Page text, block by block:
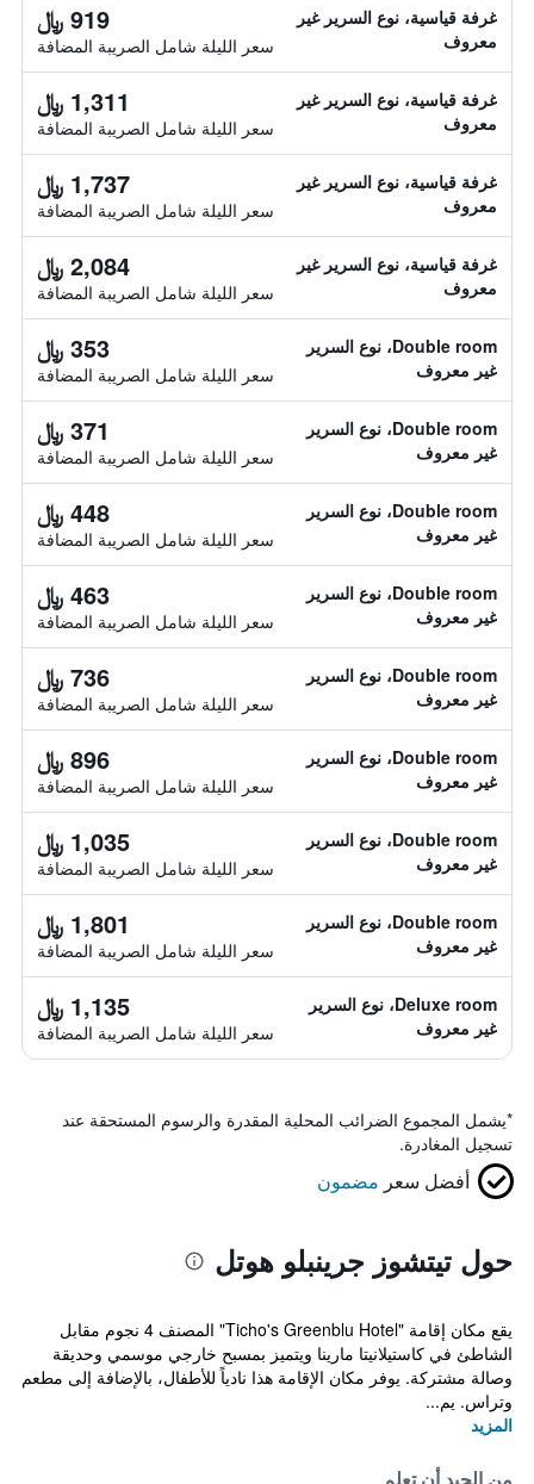
غرفة قياسية، نوع السرير غير
معروف
919 ﷼
سعر الليلة شامل الصريبة المضافة
غرفة قياسية، نوع السرير غير
معروف
1,311 ﷼
سعر الليلة شامل الصريبة المضافة
غرفة قياسية، نوع السرير غير
معروف
1,737 ﷼
سعر الليلة شامل الصريبة المضافة
غرفة قياسية، نوع السرير غير
معروف
2,084 ﷼
سعر الليلة شامل الصريبة المضافة
Double room، نوع السرير
غير معروف
353 ﷼
سعر الليلة شامل الصريبة المضافة
Double room، نوع السرير
غير معروف
371 ﷼
سعر الليلة شامل الصريبة المضافة
Double room، نوع السرير
غير معروف
448 ﷼
سعر الليلة شامل الصريبة المضافة
Double room، نوع السرير
غير معروف
463 ﷼
سعر الليلة شامل الصريبة المضافة
Double room، نوع السرير
غير معروف
736 ﷼
سعر الليلة شامل الصريبة المضافة
Double room، نوع السرير
غير معروف
896 ﷼
سعر الليلة شامل الصريبة المضافة
Double room، نوع السرير
غير معروف
1,035 ﷼
سعر الليلة شامل الصريبة المضافة
Double room، نوع السرير
غير معروف
1,801 ﷼
سعر الليلة شامل الصريبة المضافة
Deluxe room، نوع السرير
غير معروف
1,135 ﷼
سعر الليلة شامل الصريبة المضافة
*يشمل المجموع الضرائب المحلية المقدرة والرسوم المستحقة عند
تسجيل المغادرة.
أفضل سعر مضمون
حول تيتشوز جرينبلو هوتل
يقع مكان إقامة "Ticho's Greenblu Hotel" المصنف 4 نجوم مقابل
الشاطئ في كاستيلانيتا مارينا ويتميز بمسبح خارجي موسمي وحديقة
وصالة مشتركة. يوفر مكان الإقامة هذا نادياً للأطفال، بالإضافة إلى مطعم
وتراس. يم...
المزيد
من الجيد أن تعلم